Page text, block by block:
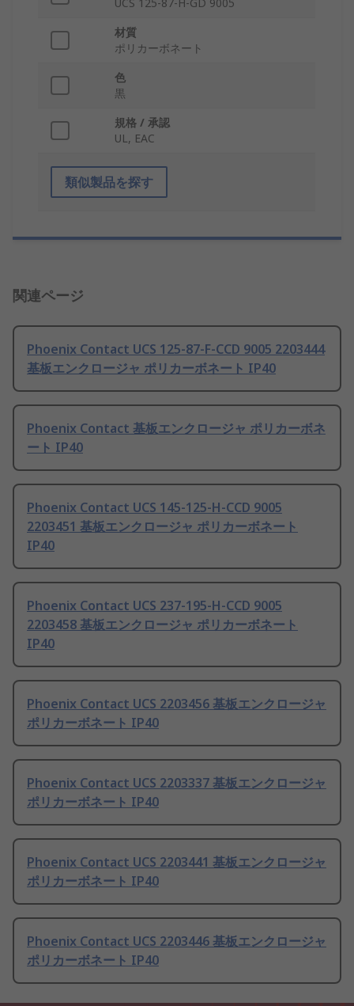
材質
ポリカーボネート
色
黒
規格 / 承認
UL, EAC
類似製品を探す
関連ページ
Phoenix Contact UCS 125-87-F-CCD 9005 2203444
基板エンクロージャ ポリカーボネート IP40
Phoenix Contact 基板エンクロージャ ポリカーボネ
ート IP40
Phoenix Contact UCS 145-125-H-CCD 9005
2203451 基板エンクロージャ ポリカーボネート
IP40
Phoenix Contact UCS 237-195-H-CCD 9005
2203458 基板エンクロージャ ポリカーボネート
IP40
Phoenix Contact UCS 2203456 基板エンクロージャ
ポリカーボネート IP40
Phoenix Contact UCS 2203337 基板エンクロージャ
ポリカーボネート IP40
Phoenix Contact UCS 2203441 基板エンクロージャ
ポリカーボネート IP40
Phoenix Contact UCS 2203446 基板エンクロージャ
ポリカーボネート IP40